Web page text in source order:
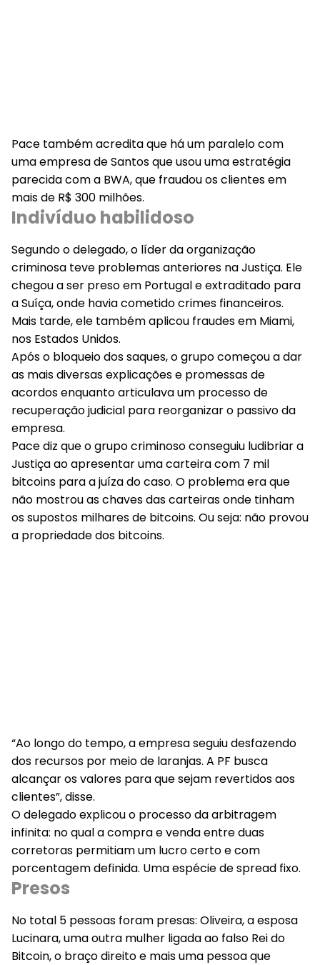
Pace também acredita que há um paralelo com
uma empresa de Santos que usou uma estratégia
parecida com a BWA, que fraudou os clientes em
mais de R$ 300 milhões.
Indivíduo habilidoso
Segundo o delegado, o líder da organização
criminosa teve problemas anteriores na Justiça. Ele
chegou a ser preso em Portugal e extraditado para
a Suíça, onde havia cometido crimes financeiros.
Mais tarde, ele também aplicou fraudes em Miami,
nos Estados Unidos.
Após o bloqueio dos saques, o grupo começou a dar
as mais diversas explicações e promessas de
acordos enquanto articulava um processo de
recuperação judicial para reorganizar o passivo da
empresa.
Pace diz que o grupo criminoso conseguiu ludibriar a
Justiça ao apresentar uma carteira com 7 mil
bitcoins para a juíza do caso. O problema era que
não mostrou as chaves das carteiras onde tinham
os supostos milhares de bitcoins. Ou seja: não provou
a propriedade dos bitcoins.
“Ao longo do tempo, a empresa seguiu desfazendo
dos recursos por meio de laranjas. A PF busca
alcançar os valores para que sejam revertidos aos
clientes”, disse.
O delegado explicou o processo da arbitragem
infinita: no qual a compra e venda entre duas
corretoras permitiam um lucro certo e com
porcentagem definida. Uma espécie de spread fixo.
Presos
No total 5 pessoas foram presas: Oliveira, a esposa
Lucinara, uma outra mulher ligada ao falso Rei do
Bitcoin, o braço direito e mais uma pessoa que